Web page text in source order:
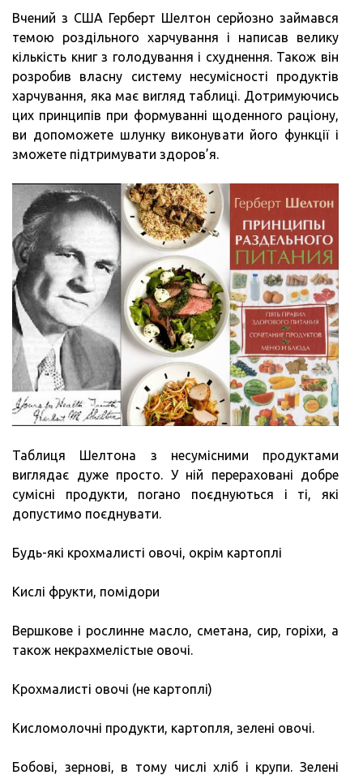
Вчений з США Герберт Шелтон серйозно займався
темою роздільного харчування і написав велику
кількість книг з голодування і схуднення. Також він
розробив власну систему несумісності продуктів
харчування, яка має вигляд таблиці. Дотримуючись
цих принципів при формуванні щоденного раціону,
ви допоможете шлунку виконувати його функції і
зможете підтримувати здоров’я.
Таблиця Шелтона з несумісними продуктами
виглядає дуже просто. У ній перераховані добре
сумісні продукти, погано поєднуються і ті, які
допустимо поєднувати.
Будь-які крохмалисті овочі, окрім картоплі
Кислі фрукти, помідори
Вершкове і рослинне масло, сметана, сир, горіхи, а
також некрахмелістые овочі.
Крохмалисті овочі (не картоплі)
Кисломолочні продукти, картопля, зелені овочі.
Бобові, зернові, в тому числі хліб і крупи. Зелені